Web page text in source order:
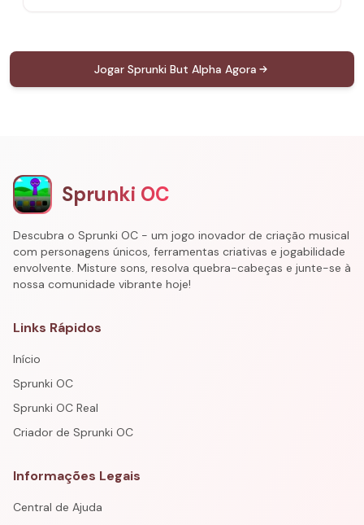
Jogar Sprunki But Alpha Agora
Sprunki OC
Descubra o Sprunki OC - um jogo inovador de criação musical
com personagens únicos, ferramentas criativas e jogabilidade
envolvente. Misture sons, resolva quebra-cabeças e junte-se à
nossa comunidade vibrante hoje!
Links Rápidos
Início
Sprunki OC
Sprunki OC Real
Criador de Sprunki OC
Informações Legais
Central de Ajuda